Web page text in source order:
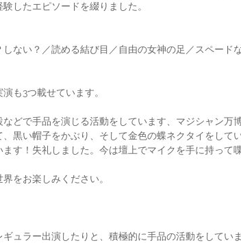
したエピソードを綴りました。
ない？／読める結び目／自由の女神の足／スペード
も3つ載せています。
どで手品を演じる活動をしています、マジシャン万
黒い帽子をかぶり、そして金色の蝶ネクタイをして
す！失礼しました。今は壇上でマイクを手に持って
をお楽しみください。
ュラー出演したりと、積極的に手品の活動をしていま